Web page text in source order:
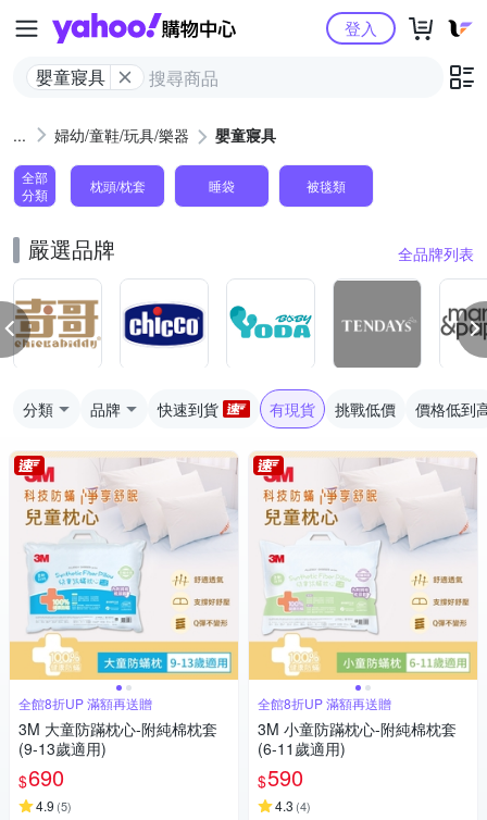
Yahoo購物中心
嬰童寢具
登入
婦幼/童鞋/玩具/樂器 嬰童寢具
全部
分類
枕頭/枕套 睡袋 被毯類
嚴選品牌 全品牌列表
分類 品牌 快速到貨 有現貨 挑戰低價 價格低到
全館8折UP 滿額再送贈
3M 大童防蹣枕心-附純棉枕套
(9-13歲適用)
$690
4.9 (5)
全館8折UP 滿額再送贈
3M 小童防蹣枕心-附純棉枕套
(6-11歲適用)
$590
4.3 (4)